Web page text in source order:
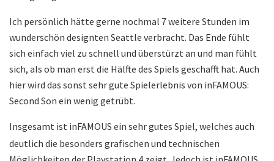
Ich persönlich hätte gerne nochmal 7 weitere Stunden im
wunderschön designten Seattle verbracht. Das Ende fühlt
sich einfach viel zu schnell und überstürzt an und man fühlt
sich, als ob man erst die Hälfte des Spiels geschafft hat. Auch
hier wird das sonst sehr gute Spielerlebnis von inFAMOUS:
Second Son ein wenig getrübt.
Insgesamt ist inFAMOUS ein sehr gutes Spiel, welches auch
deutlich die besonders grafischen und technischen